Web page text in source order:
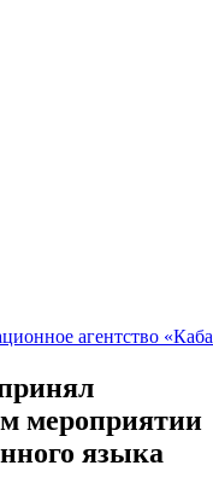
мероприятии
языка